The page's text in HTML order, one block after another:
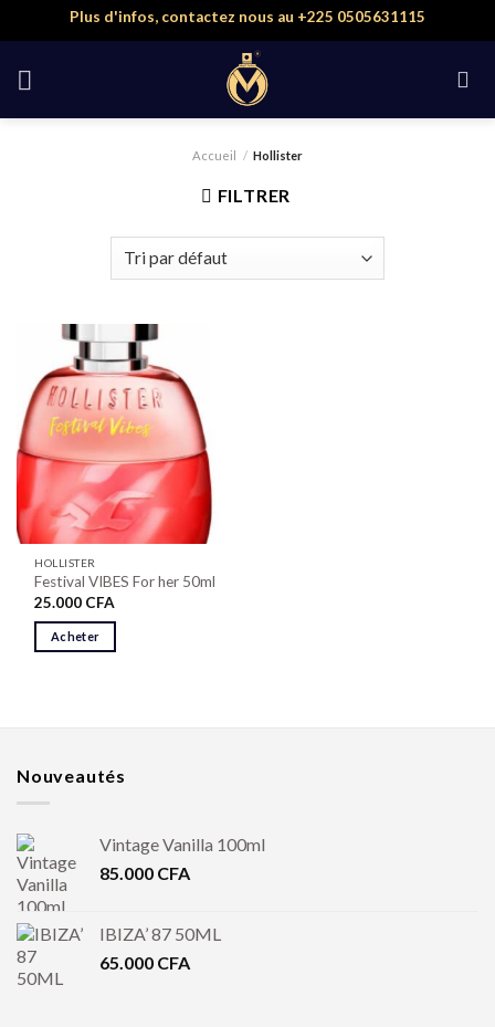
to
content
Plus d'infos, contactez nous au +225 0505631115
Accueil / Hollister
FILTRER
HOLLISTER
Festival VIBES For her 50ml
25.000 CFA
Acheter
Nouveautés
Vintage Vanilla 100ml
85.000 CFA
IBIZA’ 87 50ML
65.000 CFA